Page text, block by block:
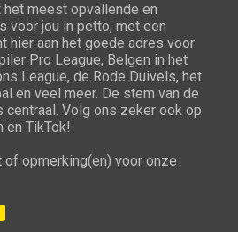
meest opvallende en
voor jou in petto, met een
hier aan het goede adres voor
Pro League, Belgen in het
League, de Rode Duivels, het
en veel meer. De stem van de
Volg ons zeker ook op
en TikTok!
opmerking(en) voor onze